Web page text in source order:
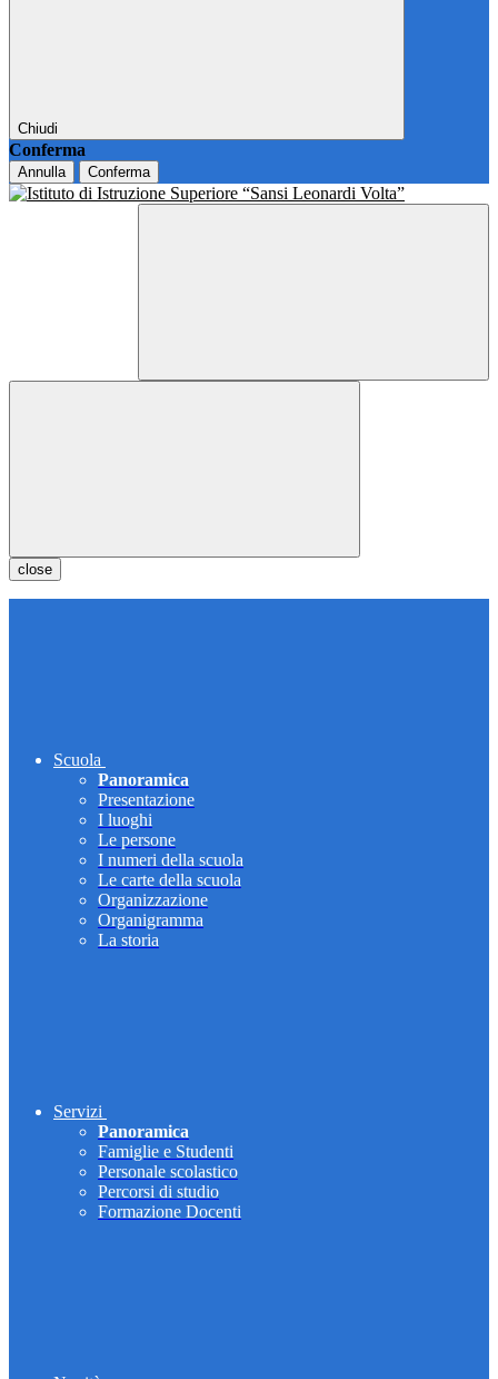
Chiudi
Conferma
Annulla Conferma
close
Scuola
Panoramica
Presentazione
I luoghi
Le persone
I numeri della scuola
Le carte della scuola
Organizzazione
Organigramma
La storia
Servizi
Panoramica
Famiglie e Studenti
Personale scolastico
Percorsi di studio
Formazione Docenti